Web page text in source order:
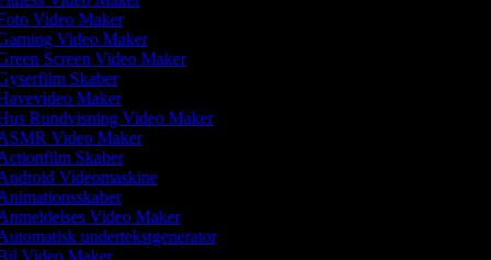
Video Maker
Video Maker
Screen Video Maker
Skaber
Maker
Rundvisning Video Maker
Video Maker
Skaber
Videomaskine
Video Maker
undertekstgenerator